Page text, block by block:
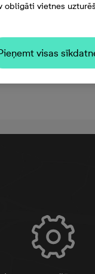
-
obligāti vietnes
visas